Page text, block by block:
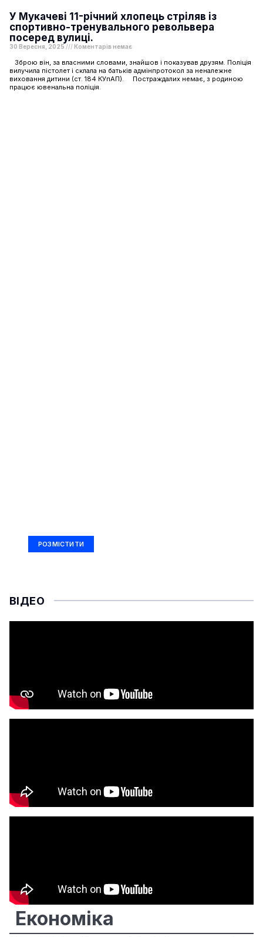
У Мукачеві 11-річний хлопець стріляв із
спортивно-тренувального револьвера
посеред вулиці.
30 Вересня, 2025 Коментарів немає
Зброю він, за власними словами, знайшов і показував друзям. Поліція
вилучила пістолет і склала на батьків адмінпротокол за неналежне
виховання дитини (ст. 184 КУпАП). Постраждалих немає, з родиною
працює ювенальна поліція.
РОЗМІСТИТИ
ВІДЕО
Економіка